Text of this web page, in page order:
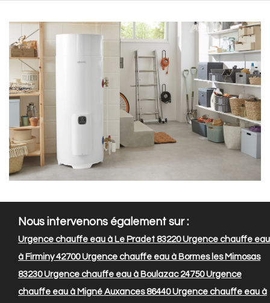
Nous intervenons également sur :
Urgence chauffe eau à Le Pradet 83220Urgence chauffe eau
à Firminy 42700Urgence chauffe eau à Bormes les Mimosas
83230Urgence chauffe eau à Boulazac 24750Urgence
chauffe eau à Migné Auxances 86440Urgence chauffe eau à